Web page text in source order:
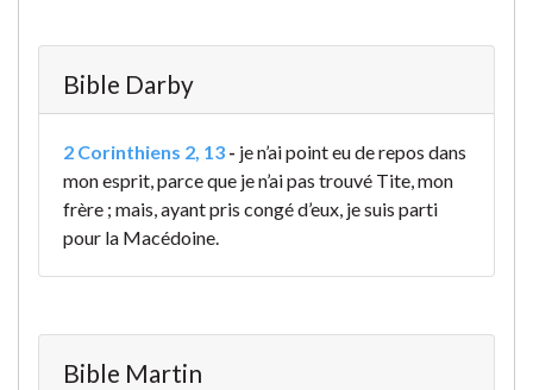
Bible Darby
2 Corinthiens 2, 13 - je n’ai point eu de repos dans
mon esprit, parce que je n’ai pas trouvé Tite, mon
frère ; mais, ayant pris congé d’eux, je suis parti
pour la Macédoine.
Bible Martin